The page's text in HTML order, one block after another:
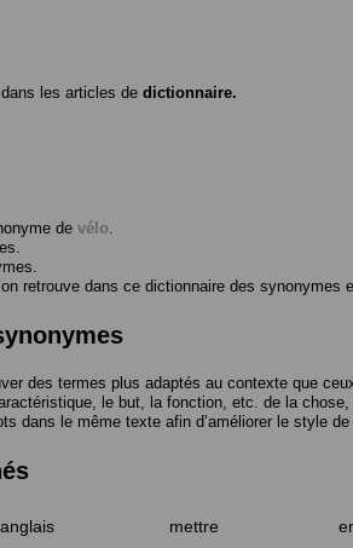
les articles de dictionnaire.
de vélo
retrouve dans ce dictionnaire des synonymes
des termes plus adaptés au contexte que
le but, la fonction, etc. de la
dans le même texte afin d’améliorer le style de
anglais mettre